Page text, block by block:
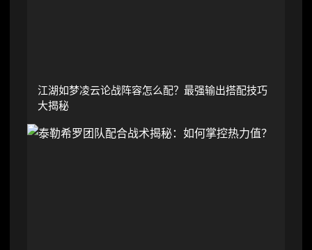
江湖如梦凌云论战阵容怎么配？最强输出搭配技巧
大揭秘